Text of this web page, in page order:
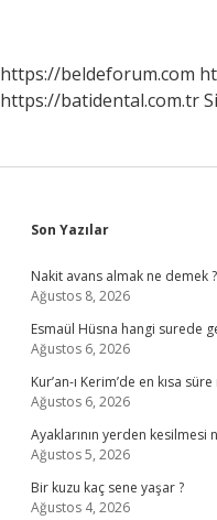
https://beldeforum.com
https://batidental.com.tr
Sidebar
Son Yazılar
Nakit avans almak ne demek ?
Ağustos 8, 2026
Esmaül Hüsna hangi surede
Ağustos 6, 2026
Kur’an-ı Kerim’de en kısa
Ağustos 6, 2026
Ayaklarının yerden kesilmesi
Ağustos 5, 2026
Bir kuzu kaç sene yaşar ?
Ağustos 4, 2026